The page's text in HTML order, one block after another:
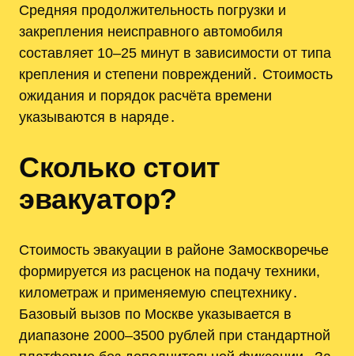
Средняя продолжительность погрузки и
закрепления неисправного автомобиля
составляет 10–25 минут в зависимости от типа
крепления и степени повреждений․ Стоимость
ожидания и порядок расчёта времени
указываются в наряде․
Сколько стоит
эвакуатор?
Стоимость эвакуации в районе Замоскворечье
формируется из расценок на подачу техники,
километраж и применяемую спецтехнику․
Базовый вызов по Москве указывается в
диапазоне 2000–3500 рублей при стандартной